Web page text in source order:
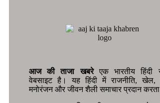
आज की ताजा खबरेएक भारतीय हिंदी
वेबसाइट है। यह हिंदी में राजनीति, खेल,
मनोरंजन और जीवन शैली समाचार प्रदान